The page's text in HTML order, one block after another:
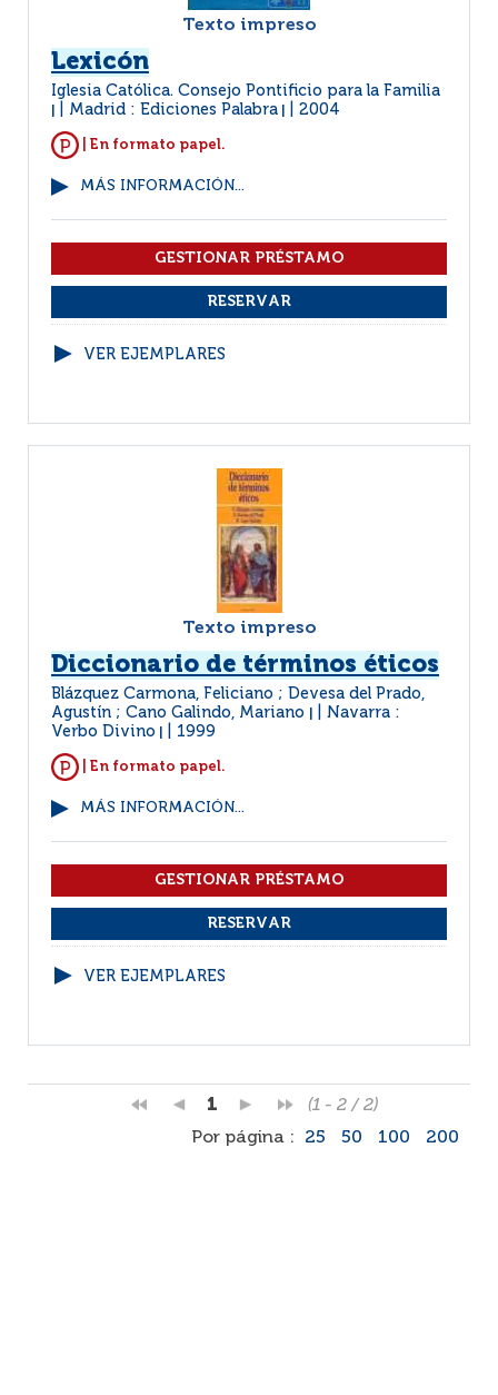
Texto impreso
Lexicón
Iglesia Católica. Consejo Pontificio para la Familia
Madrid : Ediciones Palabra 2004
| En formato papel.
MÁS INFORMACIÓN...
VER EJEMPLARES
Texto impreso
Diccionario de términos éticos
Blázquez Carmona, Feliciano ; Devesa del Prado,
Agustín ; Cano Galindo, Mariano
Navarra :
Verbo Divino
1999
| En formato papel.
MÁS INFORMACIÓN...
VER EJEMPLARES
1
(1 - 2 / 2)
Por página :
25 50 100 200